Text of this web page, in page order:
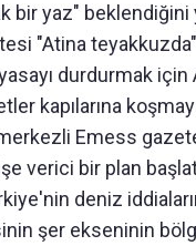
bir yaz"
"Atina teyakkuzda"
durdurmak için
kapılarına
Emess
verici bir plan
deniz
şer ekseninin